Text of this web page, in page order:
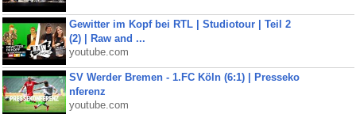
Gewitter im Kopf bei RTL | Studiotour | Teil 2
(2) | Raw and ...
youtube.com
SV Werder Bremen - 1.FC Köln (6:1) | Presseko
nferenz
youtube.com